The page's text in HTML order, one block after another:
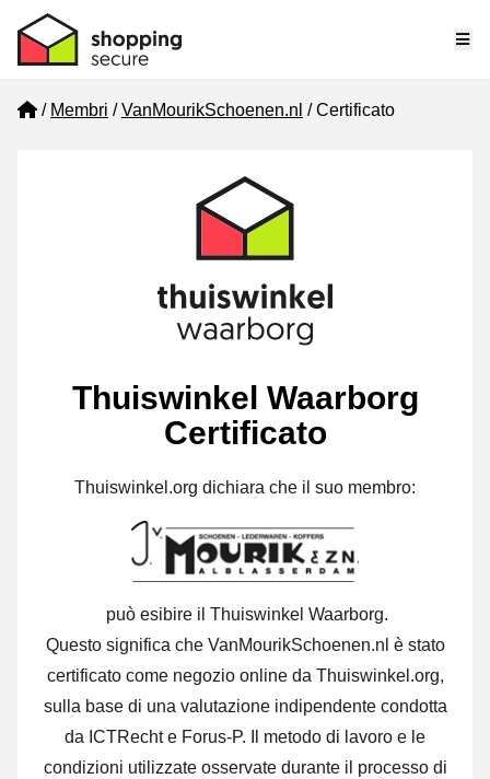
Home
Membri VanMourikSchoenen.nl Certificato
Thuiswinkel Waarborg
Certificato
Thuiswinkel.org dichiara che il suo membro:
può esibire il Thuiswinkel Waarborg.
Questo significa che VanMourikSchoenen.nl è stato
certificato come negozio online da Thuiswinkel.org,
sulla base di una valutazione indipendente condotta
da ICTRecht e Forus-P. Il metodo di lavoro e le
condizioni utilizzate osservate durante il processo di